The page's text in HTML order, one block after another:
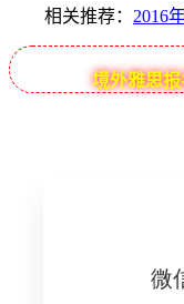
相关推荐： 2016
境外雅思报